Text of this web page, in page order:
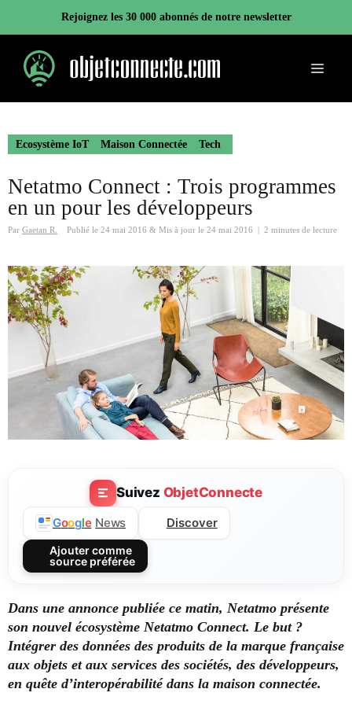
contenu
Rejoignez les 30 000 abonnés de notre newsletter
Menu
Ecosystème IoT Maison Connectée Tech
Netatmo Connect : Trois programmes
en un pour les développeurs
Par Gaetan R. Publié le 24 mai 2016 & Mis à jour le 24 mai 2016 2 minutes de lecture
Suivez ObjetConnecte
Google News Discover
Ajouter comme
source préférée
Dans une annonce publiée ce matin, Netatmo présente
son nouvel écosystème Netatmo Connect. Le but ?
Intégrer des données des produits de la marque française
aux objets et aux services des sociétés, des développeurs,
en quête d’interopérabilité dans la maison connectée.